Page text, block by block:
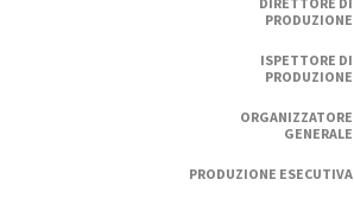
PRODUZIONE
ISPETTORE DI
PRODUZIONE
ORGANIZZATORE
GENERALE
PRODUZIONE ESECUTIVA